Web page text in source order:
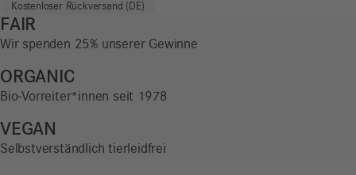
for
Men*
Kostenloser Rückversand (DE)
FAIR
Wir spenden 25% unserer Gewinne
ORGANIC
Bio-Vorreiter*innen seit 1978
VEGAN
Selbstverständlich tierleidfrei